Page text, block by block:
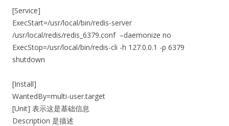
[Service]
ExecStart=/usr/local/bin/redis-server
/usr/local/redis/redis_6379.conf –daemonize no
ExecStop=/usr/local/bin/redis-cli -h 127.0.0.1 -p 6379
shutdown
[Install]
WantedBy=multi-user.target
[Unit] 表示这是基础信息
Description 是描述